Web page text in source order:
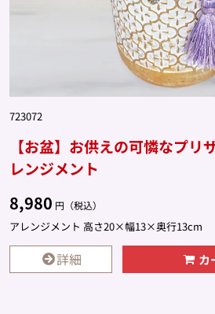
723072
【お盆】お供えの可憐なプリ
レンジメント
8,980 円（税込）
アレンジメント 高さ20×幅13×奥行13cm
詳細 カ